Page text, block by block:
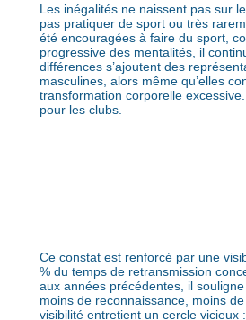
Les inégalités ne naissent pas sur
pas pratiquer de sport ou très
été encouragées à faire du sport,
progressive des mentalités, il
différences s’ajoutent des
masculines, alors même qu’elles
transformation corporelle
pour les clubs.
Ce constat est renforcé par une
% du temps de retransmission
aux années précédentes, il
moins de reconnaissance, moins
visibilité entretient un cercle vicieux